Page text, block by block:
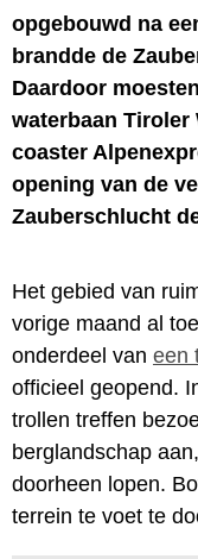
opgebouwd na
brandde de
Daardoor
waterbaan Tiroler
coaster
opening van de
Zauberschlucht
Het gebied van
vorige maand al
onderdeel van een
officieel geopend.
trollen treffen
berglandschap
doorheen lopen.
terrein te voet te